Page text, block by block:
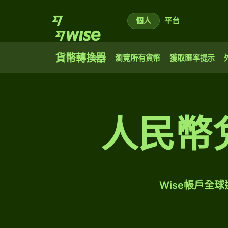
個人 平台
貨幣轉換器 瀏覽所有貨幣 獲取匯率提示
人民幣
Wise帳戶全球